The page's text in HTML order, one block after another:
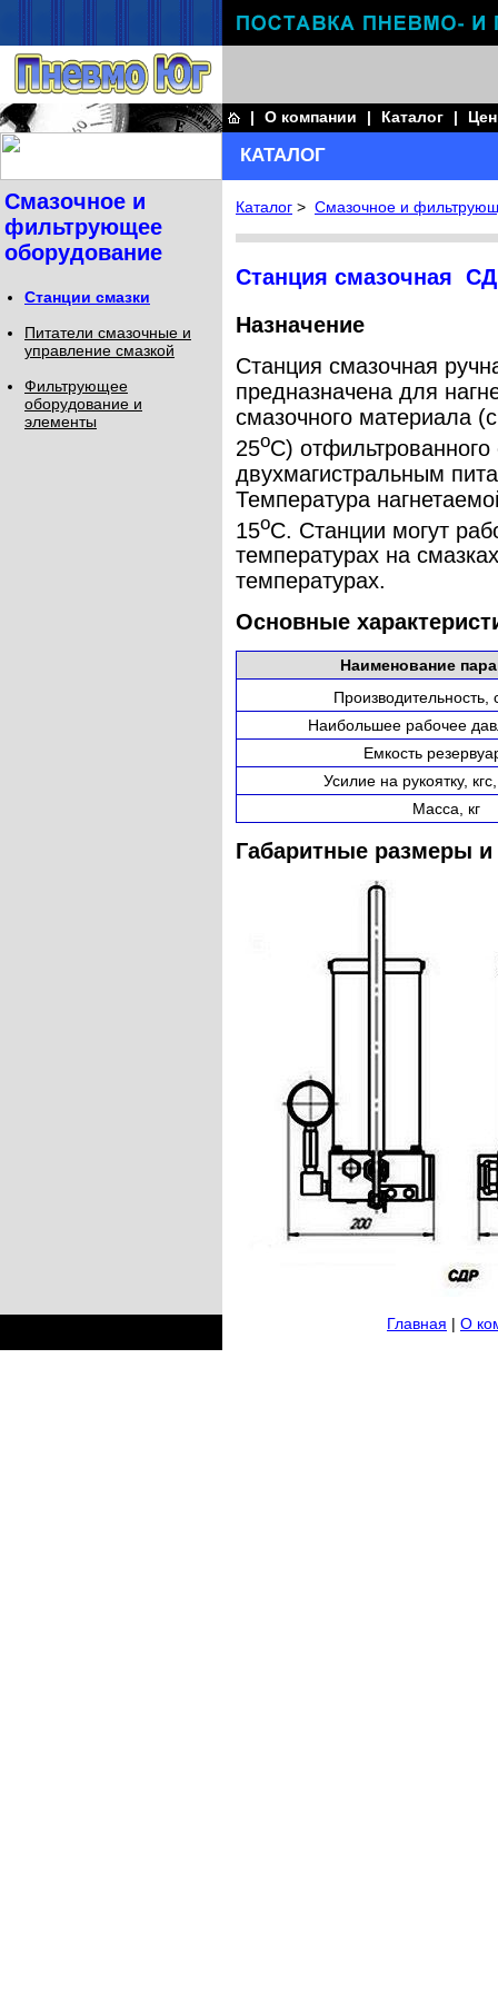
| О компании | Каталог |
КАТАЛОГ
Смазочное и
фильтрующее
оборудование
Станции смазки
Питатели смазочные и
управление смазкой
Фильтрующее
оборудование и
элементы
Каталог > Смазочное и
Станция смазочная
Назначение
Станция смазочная
предназначена для
смазочного материала
25оС)
двухмагистральным
Температура
15оС. Станции могут
температурах на
температурах.
Основные
Наименование
Производительность,
Наибольшее рабочее
Емкость
Усилие на рукоятку,
Масса, кг
Габаритные размеры
Главная | О